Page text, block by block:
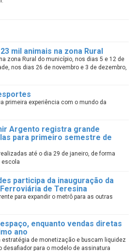
mil animais na zona Rural
zona Rural do município, nos dias 5 e 12 de
nos dias 26 de novembro e 3 de dezembro,
primeira experiência com o mundo da
Argento registra grande
para primeiro semestre de
até o dia 29 de janeiro, de forma
escola
participa da inauguração da
de Teresina
para expandir o metrô para as outras
enquanto vendas diretas
ano
de monetização e buscam liquidez
para o modelo de assinatura